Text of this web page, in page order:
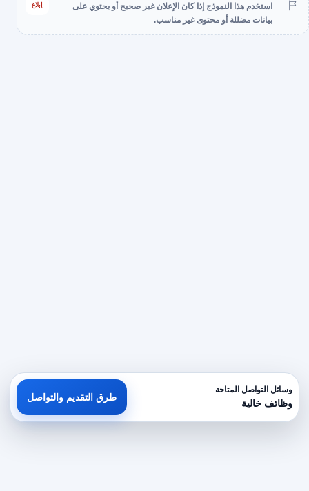
استخدم هذا النموذج إذا كان الإعلان غير صحيح أو يحتوي على
بيانات مضللة أو محتوى غير مناسب.
إبلاغ
وسائل التواصل المتاحة
وظائف خالية
طرق التقديم والتواصل